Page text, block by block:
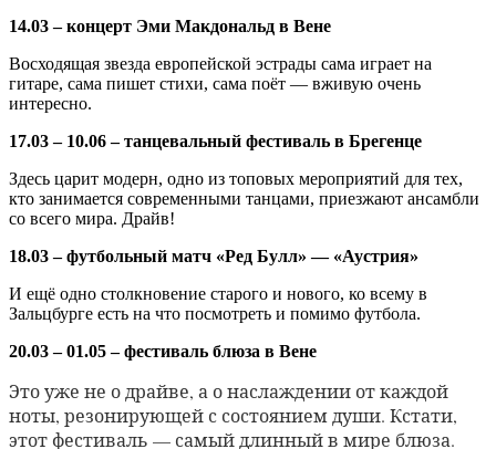
14.03 – концерт Эми Макдональд в Вене
Восходящая звезда европейской эстрады сама играет на
гитаре, сама пишет стихи, сама поёт — вживую очень
интересно.
17.03 – 10.06 – танцевальный фестиваль в Брегенце
Здесь царит модерн, одно из топовых мероприятий для тех,
кто занимается современными танцами, приезжают ансамбли
со всего мира. Драйв!
18.03 – футбольный матч «Ред Булл» — «Аустрия»
И ещё одно столкновение старого и нового, ко всему в
Зальцбурге есть на что посмотреть и помимо футбола.
20.03 – 01.05 – фестиваль блюза в Вене
Это уже не о драйве, а о наслаждении от каждой
ноты, резонирующей с состоянием души. Кстати,
этот фестиваль — самый длинный в мире блюза.